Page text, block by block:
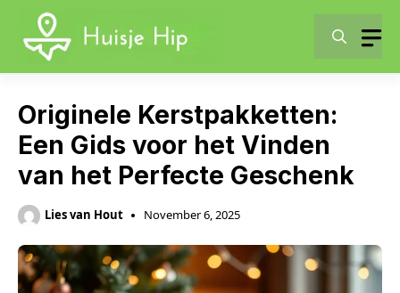
content
Originele Kerstpakketten:
Een Gids voor het Vinden
van het Perfecte Geschenk
Lies van Hout November 6, 2025